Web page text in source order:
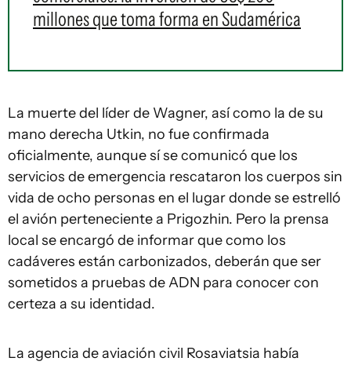
millones que toma forma en Sudamérica
La muerte del líder de Wagner, así como la de su
mano derecha Utkin, no fue confirmada
oficialmente, aunque sí se comunicó que los
servicios de emergencia rescataron los cuerpos sin
vida de ocho personas en el lugar donde se estrelló
el avión perteneciente a Prigozhin. Pero la prensa
local se encargó de informar que como los
cadáveres están carbonizados, deberán que ser
sometidos a pruebas de ADN para conocer con
certeza a su identidad.
La agencia de aviación civil Rosaviatsia había